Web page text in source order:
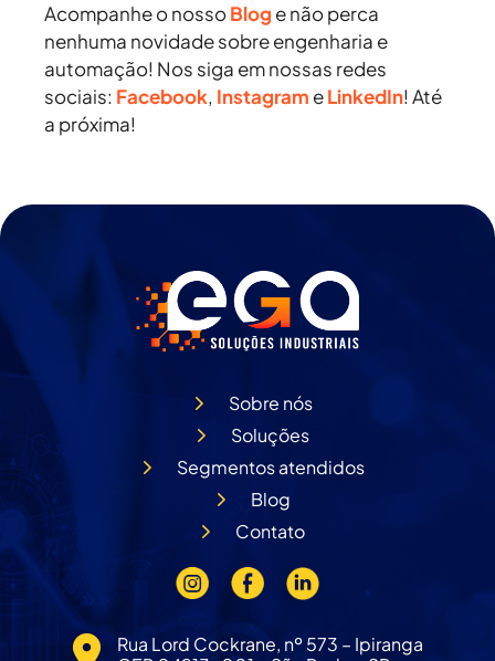
Acompanhe o nossoBlog e não perca
nenhuma novidade sobre engenharia e
automação! Nos siga em nossas redes
sociais: Facebook, Instagram eLinkedIn! Até
a próxima!
Sobre nós
Soluções
Segmentos atendidos
Blog
Contato
Rua Lord Cockrane, nº 573 – Ipiranga